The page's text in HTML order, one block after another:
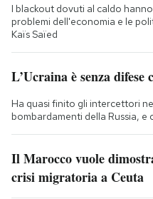
I blackout dovuti al caldo
problemi dell'economia e le
Kaïs Saïed
L’Ucraina è senza
Ha quasi finito gli intercettori
bombardamenti della Russia,
Il Marocco vuole
crisi migratoria a Ceuta